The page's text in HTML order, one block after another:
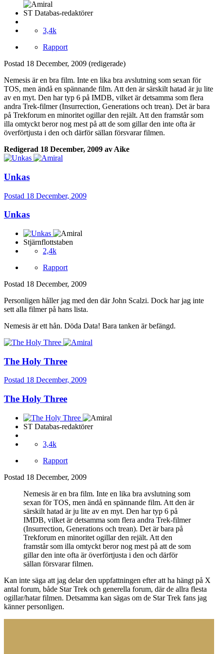
ST Databas-redaktörer
3,4k
Rapport
Postad 18 December, 2009 (redigerade)
Nemesis är en bra film. Inte en lika bra avslutning som sexan för
TOS, men ändå en spännande film. Att den är särskilt hatad är ju lite
av en myt. Den har typ 6 på IMDB, vilket är detsamma som flera
andra Trek-filmer (Insurrection, Generations och trean). Det är bara
på Trekforum en minoritet ogillar den rejält. Att den framstår som
illa omtyckt beror nog mest på att de som gillar den inte ofta är
överförtjusta i den och därför sällan försvarar filmen.
Redigerad 18 December, 2009 av Aike
Unkas
Postad 18 December, 2009
Unkas
Stjärnflottstaben
2,4k
Rapport
Postad 18 December, 2009
Personligen håller jag med den där John Scalzi. Dock har jag inte
sett alla filmer på hans lista.
Nemesis är ett hån. Döda Data! Bara tanken är befängd.
The Holy Three
Postad 18 December, 2009
The Holy Three
ST Databas-redaktörer
3,4k
Rapport
Postad 18 December, 2009
Nemesis är en bra film. Inte en lika bra avslutning som
sexan för TOS, men ändå en spännande film. Att den är
särskilt hatad är ju lite av en myt. Den har typ 6 på
IMDB, vilket är detsamma som flera andra Trek-filmer
(Insurrection, Generations och trean). Det är bara på
Trekforum en minoritet ogillar den rejält. Att den
framstår som illa omtyckt beror nog mest på att de som
gillar den inte ofta är överförtjusta i den och därför
sällan försvarar filmen.
Kan inte säga att jag delar den uppfattningen efter att ha hängt på X
antal forum, både Star Trek och generella forum, där de allra flesta
ogillar/hatar filmen. Detsamma kan sägas om de Star Trek fans jag
känner personligen.